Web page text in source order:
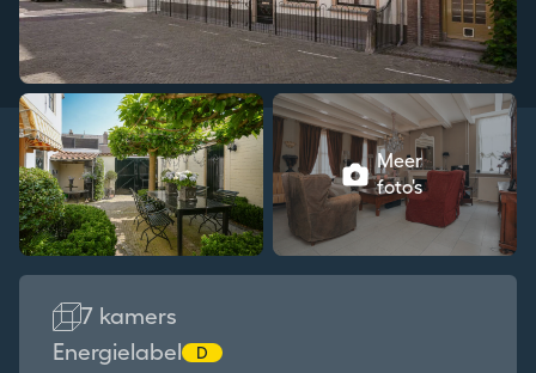
Meer
foto's
7 kamers
Energielabel
D